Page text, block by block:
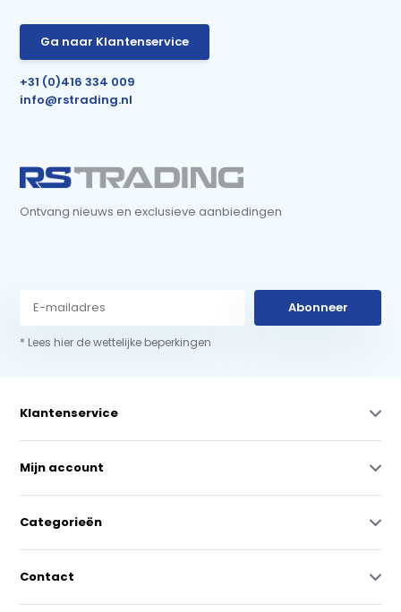
Ga naar Klantenservice
+31 (0)416 334 009
info@rstrading.nl
Ontvang nieuws en exclusieve aanbiedingen
Abonneer
* Lees hier de wettelijke beperkingen
Klantenservice
Mijn account
Categorieën
Contact